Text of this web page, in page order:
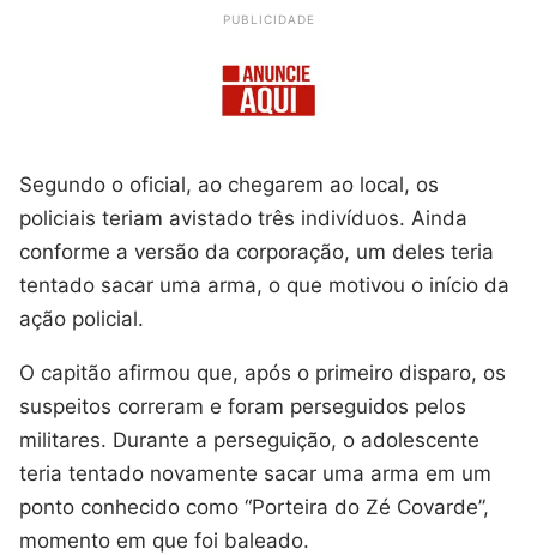
PUBLICIDADE
Segundo o oficial, ao chegarem ao local, os
policiais teriam avistado três indivíduos. Ainda
conforme a versão da corporação, um deles teria
tentado sacar uma arma, o que motivou o início da
ação policial.
O capitão afirmou que, após o primeiro disparo, os
suspeitos correram e foram perseguidos pelos
militares. Durante a perseguição, o adolescente
teria tentado novamente sacar uma arma em um
ponto conhecido como “Porteira do Zé Covarde”,
momento em que foi baleado.